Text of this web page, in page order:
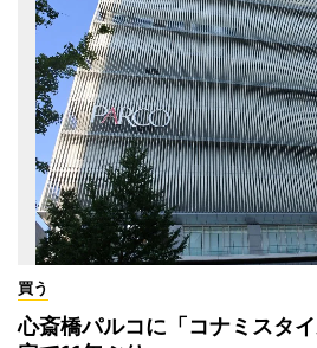
買う
心斎橋パルコに「コナミスタ